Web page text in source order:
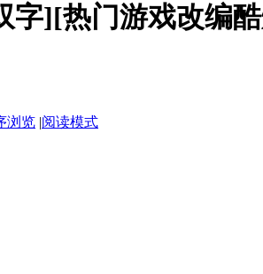
][热门游戏改编
浏览 |阅读模式